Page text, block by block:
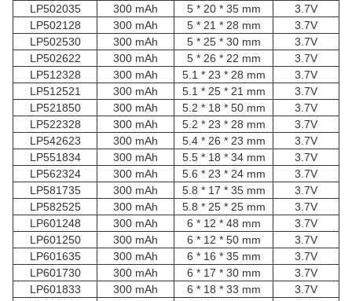
LP502035
300 mAh 5 * 20 * 35 mm
3.7V
LP502128
300 mAh 5 * 21 * 28 mm
3.7V
LP502530
300 mAh 5 * 25 * 30 mm
3.7V
LP502622
300 mAh 5 * 26 * 22 mm
3.7V
LP512328
300 mAh 5.1 * 23 * 28 mm
3.7V
LP512521
300 mAh 5.1 * 25 * 21 mm
3.7V
LP521850
300 mAh 5.2 * 18 * 50 mm
3.7V
LP522328
300 mAh 5.2 * 23 * 28 mm
3.7V
LP542623
300 mAh 5.4 * 26 * 23 mm
3.7V
LP551834
300 mAh 5.5 * 18 * 34 mm
3.7V
LP562324
300 mAh 5.6 * 23 * 24 mm
3.7V
LP581735
300 mAh 5.8 * 17 * 35 mm
3.7V
LP582525
300 mAh 5.8 * 25 * 25 mm
3.7V
LP601248
300 mAh 6 * 12 * 48 mm
3.7V
LP601250
300 mAh 6 * 12 * 50 mm
3.7V
LP601635
300 mAh 6 * 16 * 35 mm
3.7V
LP601730
300 mAh 6 * 17 * 30 mm
3.7V
LP601833
300 mAh 6 * 18 * 33 mm
3.7V